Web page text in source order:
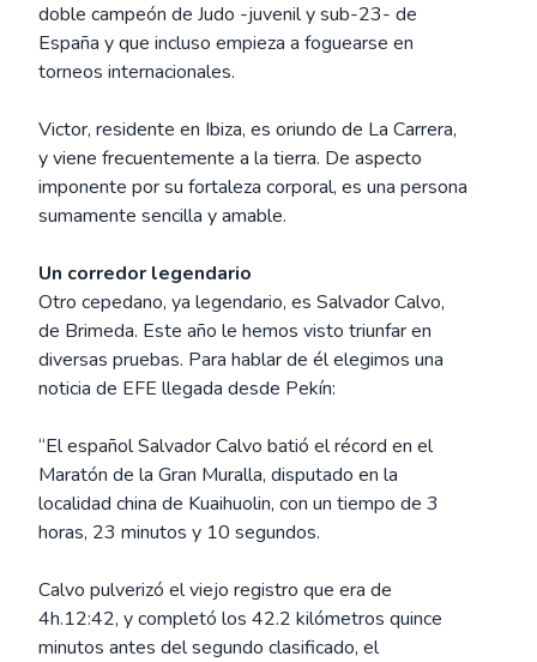
doble campeón de Judo -juvenil y sub-23- de
España y que incluso empieza a foguearse en
torneos internacionales.
Victor, residente en Ibiza, es oriundo de La Carrera,
y viene frecuentemente a la tierra. De aspecto
imponente por su fortaleza corporal, es una persona
sumamente sencilla y amable.
Un corredor legendario
Otro cepedano, ya legendario, es Salvador Calvo,
de Brimeda. Este año le hemos visto triunfar en
diversas pruebas. Para hablar de él elegimos una
noticia de EFE llegada desde Pekín:
“El español Salvador Calvo batió el récord en el
Maratón de la Gran Muralla, disputado en la
localidad china de Kuaihuolin, con un tiempo de 3
horas, 23 minutos y 10 segundos.
Calvo pulverizó el viejo registro que era de
4h.12:42, y completó los 42.2 kilómetros quince
minutos antes del segundo clasificado, el